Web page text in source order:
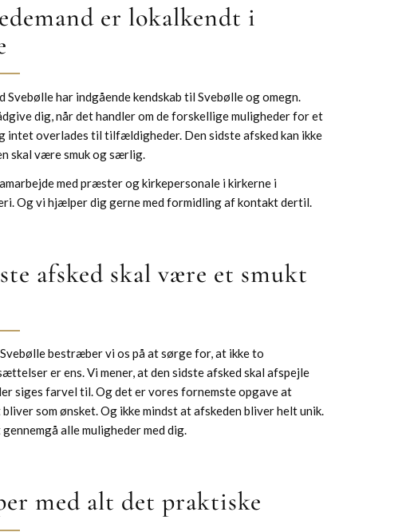
er lokalkendt i
Svebølle har indgående kendskab til Svebølle og omegn.
dig, når det handler om de forskellige muligheder for et
intet overlades til tilfældigheder. Den sidste afsked kan ikke
skal være smuk og særlig.
med præster og kirkepersonale i kirkerne i
Og vi hjælper dig gerne med formidling af kontakt dertil.
afsked skal være et smukt
bestræber vi os på at sørge for, at ikke to
er ens. Vi mener, at den sidste afsked skal afspejle
siges farvel til. Og det er vores fornemste opgave at
som ønsket. Og ikke mindst at afskeden bliver helt unik.
alle muligheder med dig.
med alt det praktiske